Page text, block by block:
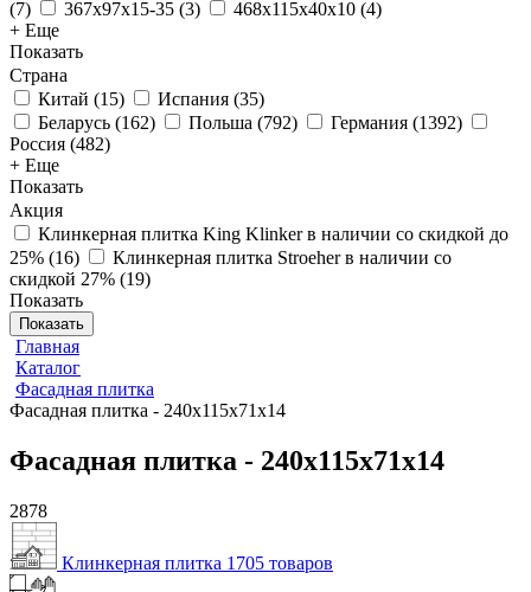
(7) 367x97x15-35 (3) 468x115x40x10 (4)
+ Еще
Показать
Страна
Китай (15) Испания (35)
Беларусь (162) Польша (792) Германия (1392)
Россия (482)
+ Еще
Показать
Акция
Клинкерная плитка King Klinker в наличии со скидкой до
25% (16)
Клинкерная плитка Stroeher в наличии со
скидкой 27% (19)
Показать
Показать
Главная
Каталог
Фасадная плитка
Фасадная плитка - 240х115х71х14
Фасадная плитка - 240х115х71х14
2878
Клинкерная плитка 1705 товаров